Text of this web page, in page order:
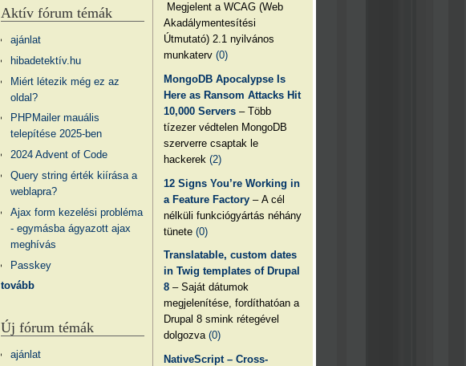
Megjelent a WCAG (Web
Akadálymentesítési
Útmutató) 2.1 nyilvános
munkaterv(0)
MongoDB Apocalypse Is
Here as Ransom Attacks Hit
10,000 Servers – Több
tízezer védtelen MongoDB
szerverre csaptak le
hackerek(2)
12 Signs You’re Working in
a Feature Factory – A cél
nélküli funkciógyártás néhány
tünete(0)
Translatable, custom dates
in Twig templates of Drupal
8 – Saját dátumok
megjelenítése, fordíthatóan a
Drupal 8 smink rétegével
dolgozva(0)
NativeScript – Cross-
Aktív fórum témák
ajánlat
hibadetektív.hu
Miért létezik még ez az
oldal?
PHPMailer mauális
telepítése 2025-ben
2024 Advent of Code
Query string érték kiírása a
weblapra?
Ajax form kezelési probléma
- egymásba ágyazott ajax
meghívás
Passkey
tovább
Új fórum témák
ajánlat